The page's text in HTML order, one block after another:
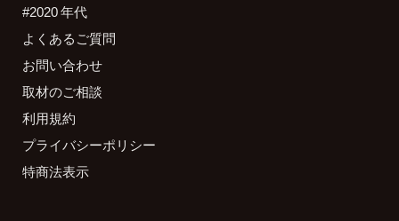
#2020 年代
よくあるご質問
お問い合わせ
取材のご相談
利用規約
プライバシーポリシー
特商法表示